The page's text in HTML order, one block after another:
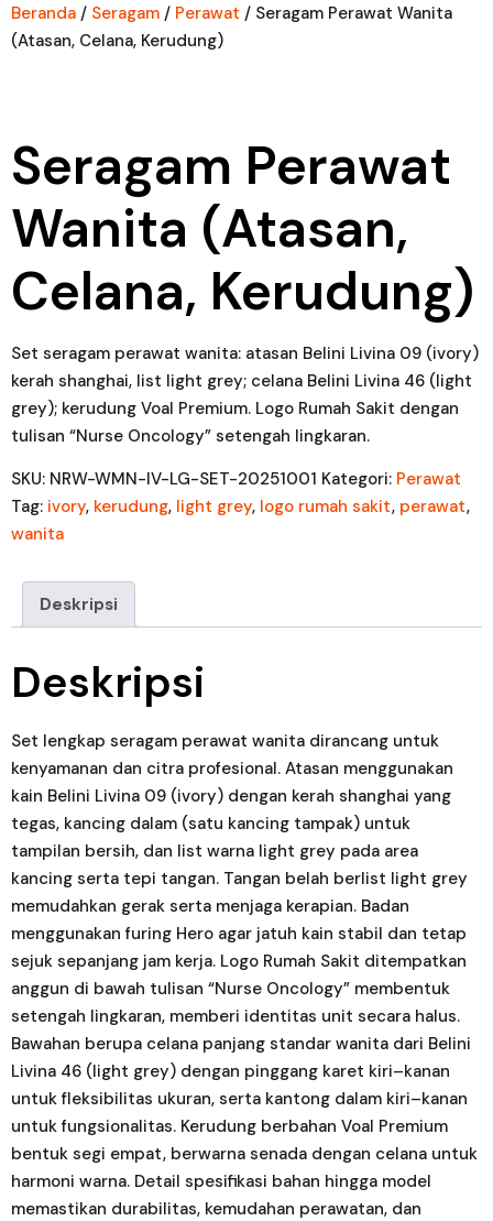
Beranda / Seragam / Perawat / Seragam Perawat Wanita
(Atasan, Celana, Kerudung)
Seragam Perawat
Wanita (Atasan,
Celana, Kerudung)
Set seragam perawat wanita: atasan Belini Livina 09 (ivory)
kerah shanghai, list light grey; celana Belini Livina 46 (light
grey); kerudung Voal Premium. Logo Rumah Sakit dengan
tulisan “Nurse Oncology” setengah lingkaran.
SKU: NRW-WMN-IV-LG-SET-20251001 Kategori: Perawat
Tag: ivory, kerudung, light grey, logo rumah sakit, perawat,
wanita
Deskripsi
Deskripsi
Set lengkap seragam perawat wanita dirancang untuk
kenyamanan dan citra profesional. Atasan menggunakan
kain Belini Livina 09 (ivory) dengan kerah shanghai yang
tegas, kancing dalam (satu kancing tampak) untuk
tampilan bersih, dan list warna light grey pada area
kancing serta tepi tangan. Tangan belah berlist light grey
memudahkan gerak serta menjaga kerapian. Badan
menggunakan furing Hero agar jatuh kain stabil dan tetap
sejuk sepanjang jam kerja. Logo Rumah Sakit ditempatkan
anggun di bawah tulisan “Nurse Oncology” membentuk
setengah lingkaran, memberi identitas unit secara halus.
Bawahan berupa celana panjang standar wanita dari Belini
Livina 46 (light grey) dengan pinggang karet kiri–kanan
untuk fleksibilitas ukuran, serta kantong dalam kiri–kanan
untuk fungsionalitas. Kerudung berbahan Voal Premium
bentuk segi empat, berwarna senada dengan celana untuk
harmoni warna. Detail spesifikasi bahan hingga model
memastikan durabilitas, kemudahan perawatan, dan